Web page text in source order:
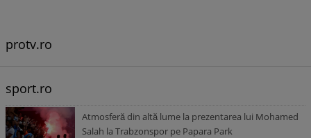
protv.ro
sport.ro
Atmosferă din altă lume la prezentarea lui Mohamed
Salah la Trabzonspor pe Papara Park